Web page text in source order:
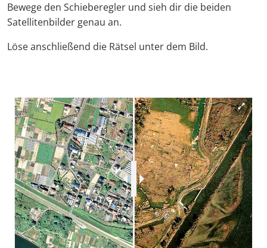
Bewege den Schieberegler und sieh dir die beiden
Satellitenbilder genau an.
Löse anschließend die Rätsel unter dem Bild.